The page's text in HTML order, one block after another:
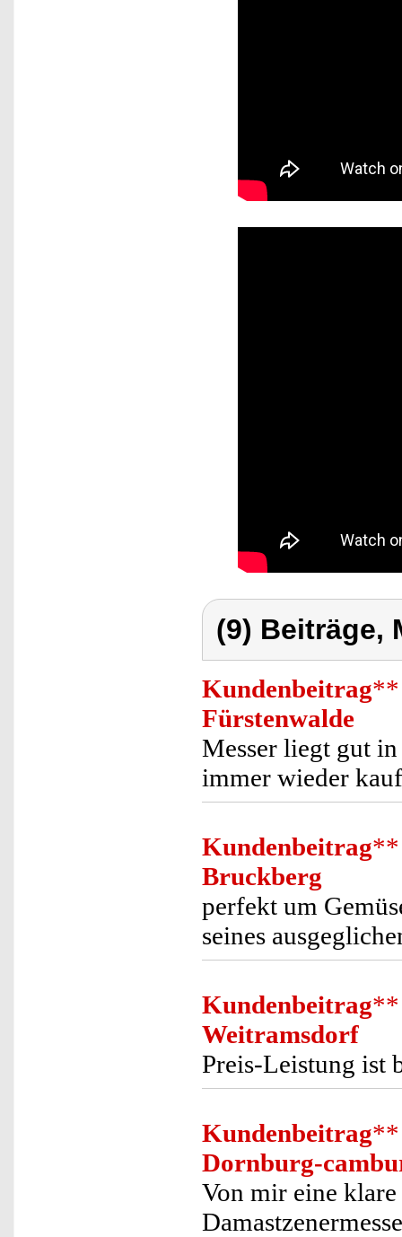
(9) Beiträge,
Kundenbeitrag**
Fürstenwalde
Messer liegt gut
immer wieder
Kundenbeitrag**
Bruckberg
perfekt um
seines
Kundenbeitrag**
Weitramsdorf
Preis-Leistung ist
Kundenbeitrag**
Dornburg-
Von mir eine